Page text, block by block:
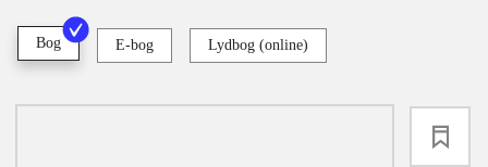
Bog E-bog Lydbog (online)